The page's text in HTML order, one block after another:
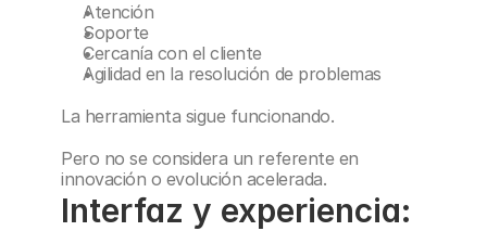
Atención
Soporte
Cercanía con el cliente
Agilidad en la resolución de problemas
La herramienta sigue funcionando.
Pero no se considera un referente en
innovación o evolución acelerada.
Interfaz y experiencia: